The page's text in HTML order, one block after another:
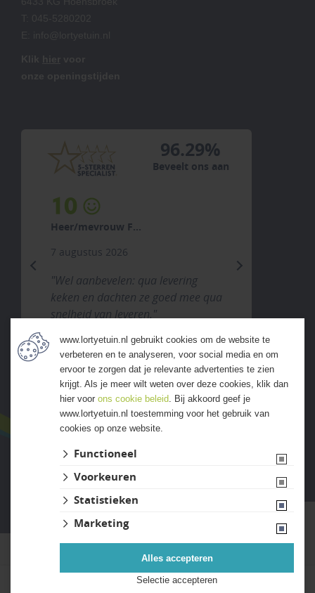
Kies uw bestelaantal
96.29%
Beveelt ons aan
10
Heer/mevrouw F...
7 augustus 2026
"Wel aanbevelen: qua levering
keken en dachten ze goed mee qua
snelheid van leveren."
previous next
ALLE ERVARINGEN
Website ontwikkeld door Lined
www.lortyetuin.nl gebruikt cookies om de website te
verbeteren en te analyseren, voor social media en om
ervoor te zorgen dat je relevante advertenties te zien
krijgt. Als je meer wilt weten over deze cookies, klik dan
hier voor ons cookie beleid. Bij akkoord geef je
www.lortyetuin.nl toestemming voor het gebruik van
cookies op onze website.
Functioneel
Voorkeuren
Statistieken
Marketing
Selectie accepteren
Alles accepteren